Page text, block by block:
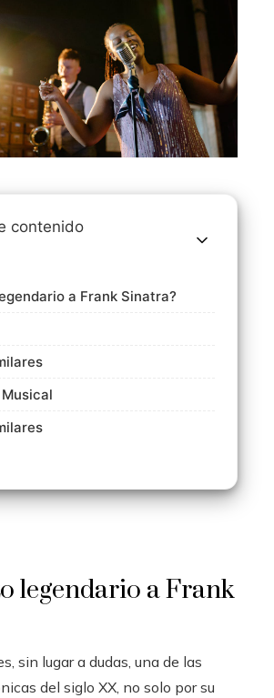
contenido
a Frank Sinatra?
legendario a Frank
sin lugar a dudas, una de las
del siglo XX, no solo por su